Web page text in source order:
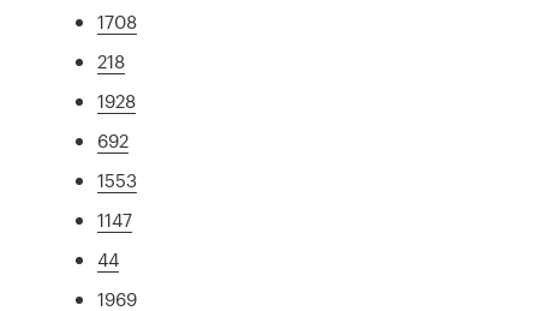
1708
218
1928
692
1553
1147
44
1969